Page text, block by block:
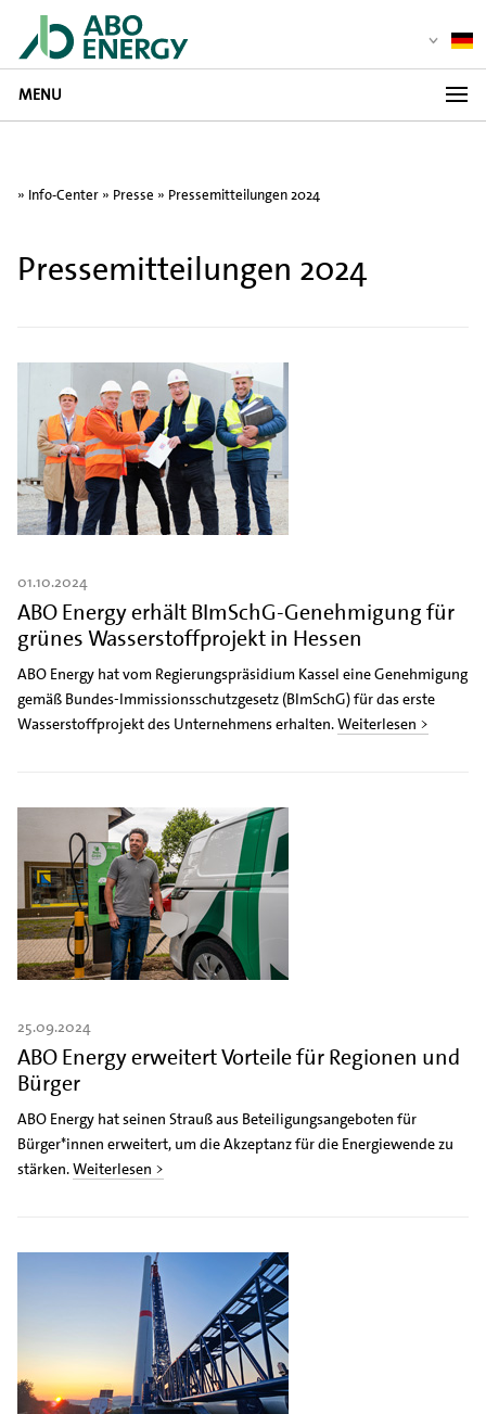
MENU
» Info-Center » Presse » Pressemitteilungen 2024
Pressemitteilungen 2024
01.10.2024
ABO Energy erhält BImSchG-Genehmigung für
grünes Wasserstoffprojekt in Hessen
ABO Energy hat vom Regierungspräsidium Kassel eine Genehmigung
gemäß Bundes-Immissionsschutzgesetz (BImSchG) für das erste
Wasserstoffprojekt des Unternehmens erhalten.Weiterlesen >
25.09.2024
ABO Energy erweitert Vorteile für Regionen und
Bürger
ABO Energy hat seinen Strauß aus Beteiligungsangeboten für
Bürger*innen erweitert, um die Akzeptanz für die Energiewende zu
stärken.Weiterlesen >